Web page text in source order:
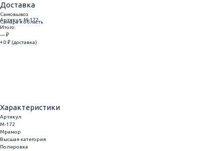
Доставка
Самовывоз
Самара и область
Артикул: M-172
Итого:
— ₽
+ 0 ₽ (доставка)
Характеристики
Артикул
M-172
Мрамор
Высшая категория
Полировка